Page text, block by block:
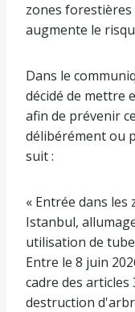
zones forestières
augmente le
Dans le
décidé de mettre
afin de prévenir
délibérément ou
suit :
« Entrée dans
Istanbul,
utilisation de
Entre le 8 juin
cadre des
destruction